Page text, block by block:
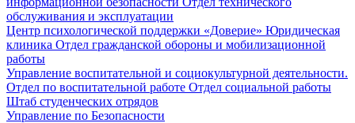
обслуживания и эксплуатации
Центр психологической поддержки «Доверие» Юридическая
клиника Отдел гражданской обороны и мобилизационной
работы
Управление воспитательной и социокультурной деятельности.
Отдел по воспитательной работе Отдел социальной работы
Штаб студенческих отрядов
Управление по Безопасности